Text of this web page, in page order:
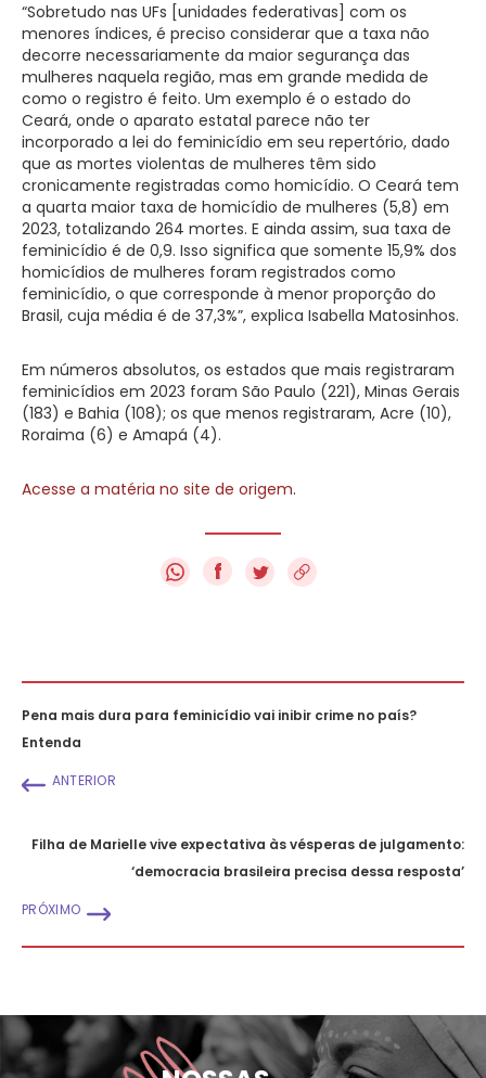
“Sobretudo nas UFs [unidades federativas] com os
menores índices, é preciso considerar que a taxa não
decorre necessariamente da maior segurança das
mulheres naquela região, mas em grande medida de
como o registro é feito. Um exemplo é o estado do
Ceará, onde o aparato estatal parece não ter
incorporado a lei do feminicídio em seu repertório, dado
que as mortes violentas de mulheres têm sido
cronicamente registradas como homicídio. O Ceará tem
a quarta maior taxa de homicídio de mulheres (5,8) em
2023, totalizando 264 mortes. E ainda assim, sua taxa de
feminicídio é de 0,9. Isso significa que somente 15,9% dos
homicídios de mulheres foram registrados como
feminicídio, o que corresponde à menor proporção do
Brasil, cuja média é de 37,3%”, explica Isabella Matosinhos.
Em números absolutos, os estados que mais registraram
feminicídios em 2023 foram São Paulo (221), Minas Gerais
(183) e Bahia (108); os que menos registraram, Acre (10),
Roraima (6) e Amapá (4).
Acesse a matéria no site de origem.
f
Pena mais dura para feminicídio vai inibir crime no país?
Entenda
ANTERIOR
Filha de Marielle vive expectativa às vésperas de julgamento:
‘democracia brasileira precisa dessa resposta’
PRÓXIMO